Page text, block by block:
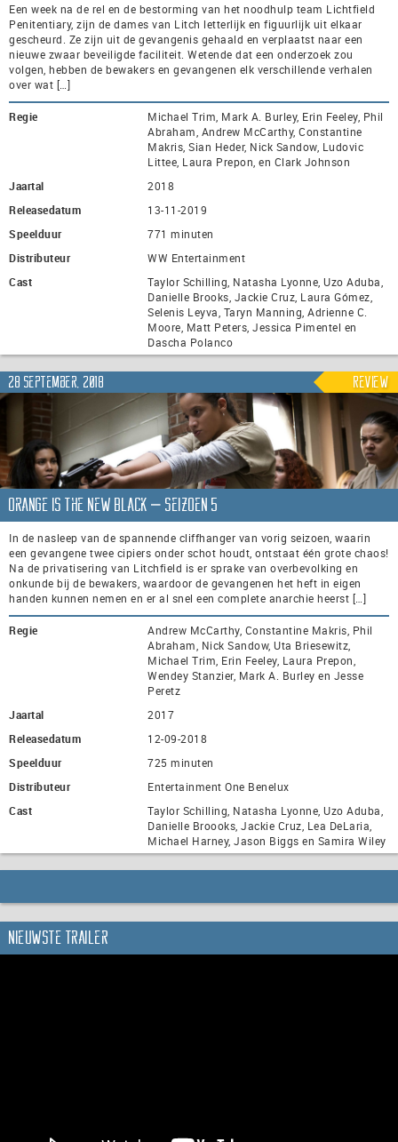
Een week na de rel en de bestorming van het noodhulp team Lichtfield
Penitentiary, zijn de dames van Litch letterlijk en figuurlijk uit elkaar
gescheurd. Ze zijn uit de gevangenis gehaald en verplaatst naar een
nieuwe zwaar beveiligde faciliteit. Wetende dat een onderzoek zou
volgen, hebben de bewakers en gevangenen elk verschillende verhalen
over wat […]
Regie
Michael Trim, Mark A. Burley, Erin Feeley, Phil
Abraham, Andrew McCarthy, Constantine
Makris, Sian Heder, Nick Sandow, Ludovic
Littee, Laura Prepon, en Clark Johnson
Jaartal
2018
Releasedatum
13-11-2019
Speelduur
771 minuten
Distributeur
WW Entertainment
Cast
Taylor Schilling, Natasha Lyonne, Uzo Aduba,
Danielle Brooks, Jackie Cruz, Laura Gómez,
Selenis Leyva, Taryn Manning, Adrienne C.
Moore, Matt Peters, Jessica Pimentel en
Dascha Polanco
28 september, 2018 Review
Orange is the New Black – seizoen 5
In de nasleep van de spannende cliffhanger van vorig seizoen, waarin
een gevangene twee cipiers onder schot houdt, ontstaat één grote chaos!
Na de privatisering van Litchfield is er sprake van overbevolking en
onkunde bij de bewakers, waardoor de gevangenen het heft in eigen
handen kunnen nemen en er al snel een complete anarchie heerst […]
Regie
Andrew McCarthy, Constantine Makris, Phil
Abraham, Nick Sandow, Uta Briesewitz,
Michael Trim, Erin Feeley, Laura Prepon,
Wendey Stanzier, Mark A. Burley en Jesse
Peretz
Jaartal
2017
Releasedatum
12-09-2018
Speelduur
725 minuten
Distributeur
Entertainment One Benelux
Cast
Taylor Schilling, Natasha Lyonne, Uzo Aduba,
Danielle Broooks, Jackie Cruz, Lea DeLaria,
Michael Harney, Jason Biggs en Samira Wiley
Nieuwste trailer